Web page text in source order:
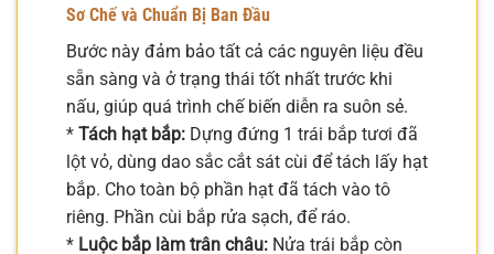
Sơ Chế và Chuẩn Bị Ban Đầu
Bước này đảm bảo tất cả các nguyên liệu đều
sẵn sàng và ở trạng thái tốt nhất trước khi
nấu, giúp quá trình chế biến diễn ra suôn sẻ.
* Tách hạt bắp: Dựng đứng 1 trái bắp tươi đã
lột vỏ, dùng dao sắc cắt sát cùi để tách lấy hạt
bắp. Cho toàn bộ phần hạt đã tách vào tô
riêng. Phần cùi bắp rửa sạch, để ráo.
* Luộc bắp làm trân châu: Nửa trái bắp còn